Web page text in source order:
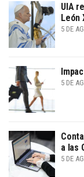
UIA
León
5 DE
5 DE
a las
5 DE